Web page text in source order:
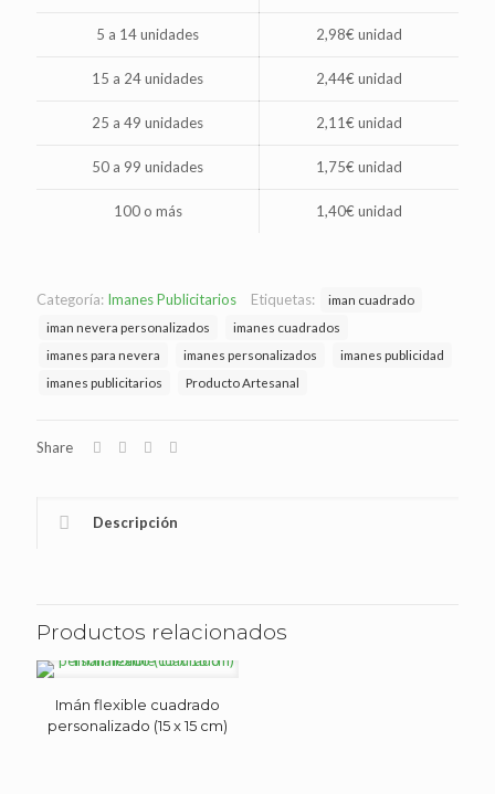
5 a 14 unidades 2,98€ unidad
15 a 24 unidades 2,44€ unidad
25 a 49 unidades 2,11€ unidad
50 a 99 unidades 1,75€ unidad
100 o más 1,40€ unidad
Categoría: Imanes Publicitarios Etiquetas:
iman cuadrado
iman nevera personalizados
imanes cuadrados
imanes para nevera
imanes personalizados
imanes publicidad
imanes publicitarios
Producto Artesanal
Share
Descripción
Productos relacionados
Imán flexible cuadrado
personalizado (15 x 15 cm)